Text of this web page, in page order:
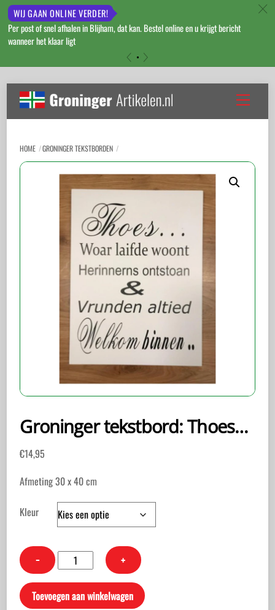
WIJ GAAN ONLINE VERDER!
Per post of snel afhalen in Blijham, dat kan. Bestel online en u krijgt bericht
wanneer het klaar ligt
c
content
Menu
HOME GRONINGER TEKSTBORDEN
Groninger tekstbord: Thoes…
€14,95
Afmeting 30 x 40 cm
Kleur
−
Groninger
tekstbord:
Thoes...
aantal
+
Toevoegen aan winkelwagen